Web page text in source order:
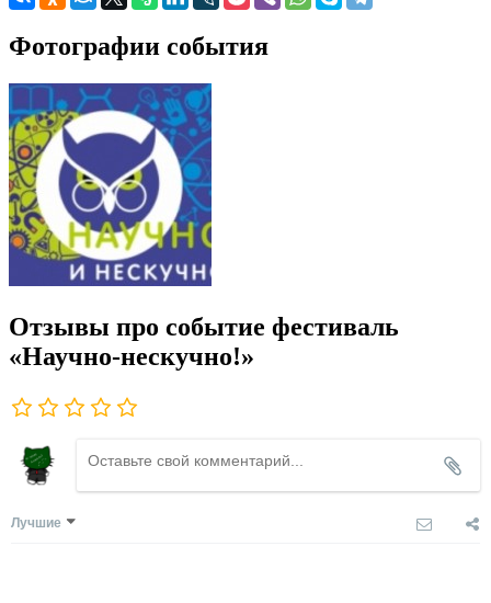
Фотографии события
Отзывы про событие фестиваль
«Научно-нескучно!»
Лучшие